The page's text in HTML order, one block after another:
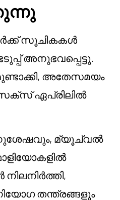
സൂചികകൾ
അനുഭവപ്പെട്ടു.
അതേസമയം
ഏപ്രിലിൽ
മ്യൂച്വൽ
തന്ത്രങ്ങളും